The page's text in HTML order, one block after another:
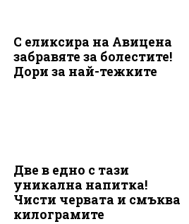
С еликсира на Авицена
забравяте за болестите!
Дори за най-тежките
Две в едно с тази
уникална напитка!
Чисти червата и смъква
килограмите